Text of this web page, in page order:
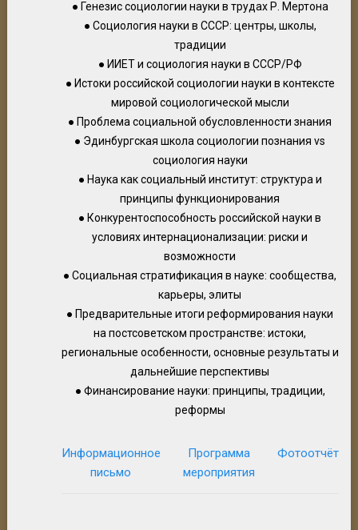
● Генезис социологии науки в трудах Р. Мертона
● Социология науки в СССР: центры, школы,
традиции
● ИИЕТ и социология науки в СССР/РФ
● Истоки российской социологии науки в контексте
мировой социологической мысли
● Проблема социальной обусловленности знания
● Эдинбургская школа социологии познания vs
социология науки
● Наука как социальный институт: структура и
принципы функционирования
● Конкурентоспособность российской науки в
условиях интернационализации: риски и
возможности
● Социальная стратификация в науке: сообщества,
карьеры, элиты
● Предварительные итоги реформирования науки
на постсоветском пространстве: истоки,
региональные особенности, основные результаты и
дальнейшие перспективы
● Финансирование науки: принципы, традиции,
реформы
Информационное
письмо
Программа
мероприятия
Фотоотчёт